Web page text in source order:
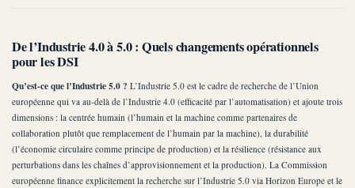
De l’Industrie 4.0 à 5.0 : Quels changements opérationnels
pour les DSI
Qu’est-ce que l’Industrie 5.0 ? L’Industrie 5.0 est le cadre de recherche de l’Union
européenne qui va au-delà de l’Industrie 4.0 (efficacité par l’automatisation) et ajoute trois
dimensions : la centrée humain (l’humain et la machine comme partenaires de
collaboration plutôt que remplacement de l’humain par la machine), la durabilité
(l’économie circulaire comme principe de production) et la résilience (résistance aux
perturbations dans les chaînes d’approvisionnement et la production). La Commission
européenne finance explicitement la recherche sur l’Industrie 5.0 via Horizon Europe et le